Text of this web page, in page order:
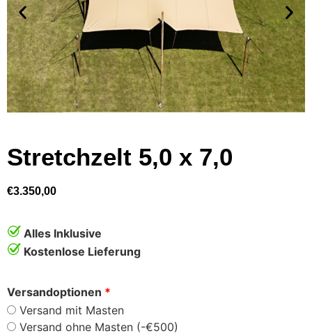
Stretchzelt 5,0 x 7,0
€3.350,00
Alles Inklusive
Kostenlose Lieferung
Versandoptionen *
Versand mit Masten
Versand ohne Masten (-€500)